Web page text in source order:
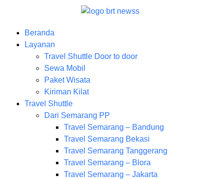
Beranda
Layanan
Travel Shuttle Door to door
Sewa Mobil
Paket Wisata
Kiriman Kilat
Travel Shuttle
Dari Semarang PP
Travel Semarang – Bandung
Travel Semarang Bekasi
Travel Semarang Tanggerang
Travel Semarang – Blora
Travel Semarang – Jakarta